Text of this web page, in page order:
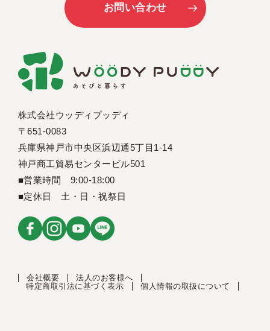
株式会社ウッディプッディ
〒651-0083
兵庫県神戸市中央区浜辺通5丁目1-14
神戸商工貿易センタービル501
■営業時間 9:00-18:00
■定休日 土・日・祝祭日
お問い合わせ
会社概要
法人のお客様へ
特定商取引法に基づく表示
個人情報の取扱について